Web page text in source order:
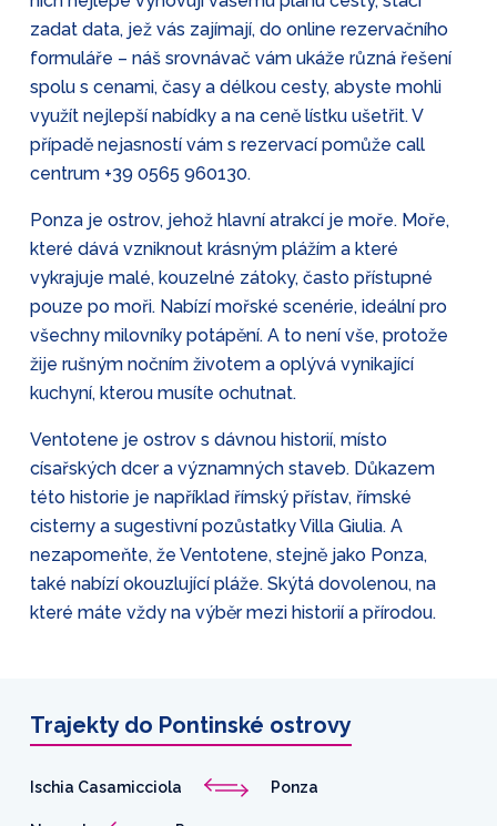
zadat data, jež vás zajímají, do online rezervačního
formuláře – náš srovnávač vám ukáže různá řešení
spolu s cenami, časy a délkou cesty, abyste mohli
využít nejlepší nabídky a na ceně lístku ušetřit. V
případě nejasností vám s rezervací pomůže call
centrum +39 0565 960130.
Ponza je ostrov, jehož hlavní atrakcí je moře. Moře,
které dává vzniknout krásným plážím a které
vykrajuje malé, kouzelné zátoky, často přístupné
pouze po moři. Nabízí mořské scenérie, ideální pro
všechny milovníky potápění. A to není vše, protože
žije rušným nočním životem a oplývá vynikající
kuchyní, kterou musíte ochutnat.
Ventotene je ostrov s dávnou historií, místo
císařských dcer a významných staveb. Důkazem
této historie je například římský přístav, římské
cisterny a sugestivní pozůstatky Villa Giulia. A
nezapomeňte, že Ventotene, stejně jako Ponza,
také nabízí okouzlující pláže. Skýtá dovolenou, na
které máte vždy na výběr mezi historií a přírodou.
Trajekty do Pontinské ostrovy
Ischia Casamicciola Ponza